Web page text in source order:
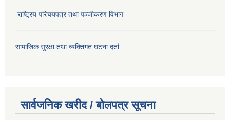
राष्ट्रिय परिचयपत्र तथा पञ्जीकरण विभाग
सामाजिक सुरक्षा तथा व्यक्तिगत घटना दर्ता
सार्वजनिक खरीद / बोलपत्र सूचना